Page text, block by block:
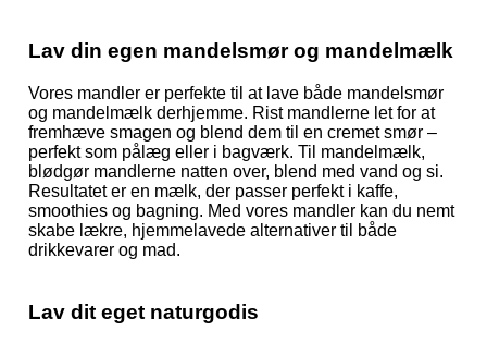
Lav din egen mandelsmør og mandelmælk
Vores mandler er perfekte til at lave både mandelsmør
og mandelmælk derhjemme. Rist mandlerne let for at
fremhæve smagen og blend dem til en cremet smør –
perfekt som pålæg eller i bagværk. Til mandelmælk,
blødgør mandlerne natten over, blend med vand og si.
Resultatet er en mælk, der passer perfekt i kaffe,
smoothies og bagning. Med vores mandler kan du nemt
skabe lækre, hjemmelavede alternativer til både
drikkevarer og mad.
Lav dit eget naturgodis